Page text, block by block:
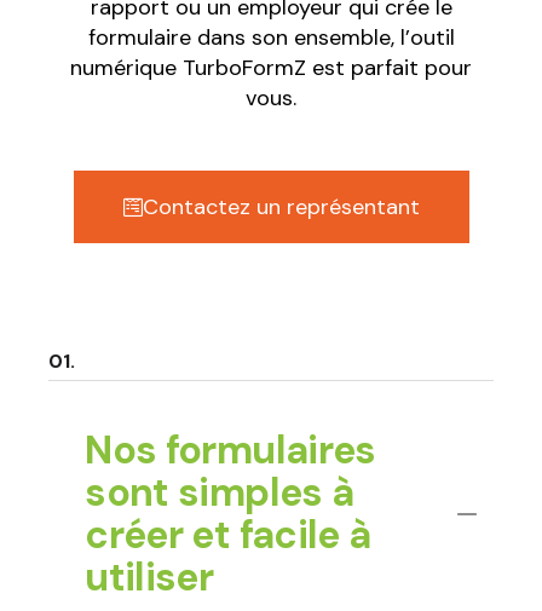
rapport ou un employeur qui crée le
formulaire dans son ensemble, l’outil
numérique TurboFormZ est parfait pour
vous.
Contactez un représentant
Nos formulaires
sont simples à
créer et facile à
utiliser